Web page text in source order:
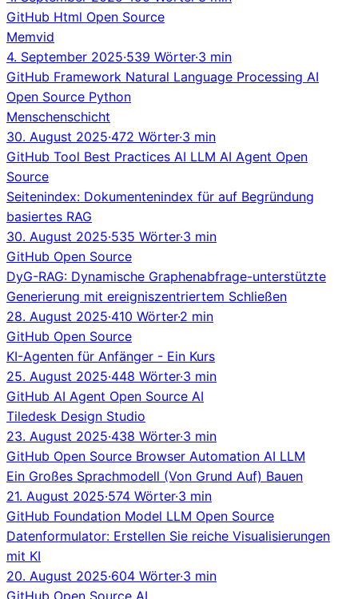
GitHub Html Open Source
Memvid
4. September 2025·539 Wörter·3 min
GitHub Framework Natural Language Processing AI
Open Source Python
Menschenschicht
30. August 2025·472 Wörter·3 min
GitHub Tool Best Practices AI LLM AI Agent Open
Source
Seitenindex: Dokumentenindex für auf Begründung
basiertes RAG
30. August 2025·535 Wörter·3 min
GitHub Open Source
DyG-RAG: Dynamische Graphenabfrage-unterstützte
Generierung mit ereigniszentriertem Schließen
28. August 2025·410 Wörter·2 min
GitHub Open Source
KI-Agenten für Anfänger - Ein Kurs
25. August 2025·448 Wörter·3 min
GitHub AI Agent Open Source AI
Tiledesk Design Studio
23. August 2025·438 Wörter·3 min
GitHub Open Source Browser Automation AI LLM
Ein Großes Sprachmodell (Von Grund Auf) Bauen
21. August 2025·574 Wörter·3 min
GitHub Foundation Model LLM Open Source
Datenformulator: Erstellen Sie reiche Visualisierungen
mit KI
20. August 2025·604 Wörter·3 min
GitHub Open Source AI